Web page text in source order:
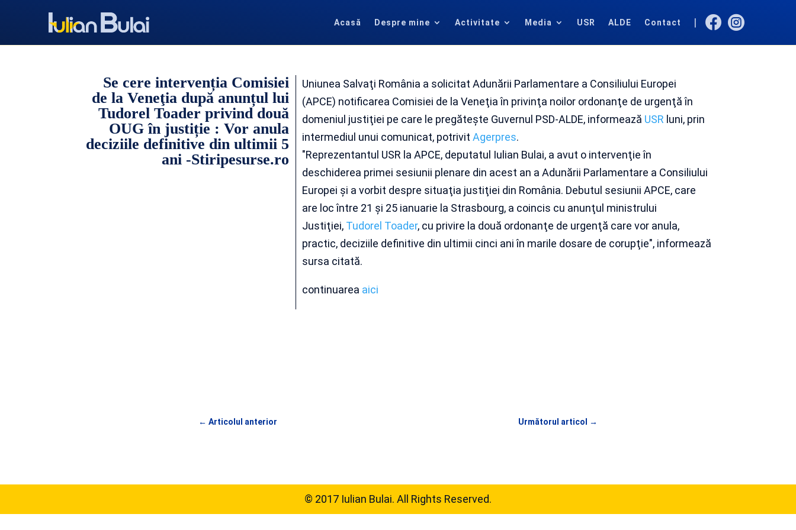
Acasă Despre mine Activitate Media USR ALDE Contact |  
Se cere intervenția Comisiei
de la Veneţia după anunțul lui
Tudorel Toader privind două
OUG în justiție : Vor anula
deciziile definitive din ultimii 5
ani -Stiripesurse.ro
Uniunea Salvaţi România a solicitat Adunării Parlamentare a Consiliului Europei
(APCE) notificarea Comisiei de la Veneţia în privinţa noilor ordonanţe de urgenţă în
domeniul justiţiei pe care le pregăteşte Guvernul PSD-ALDE, informează USR luni, prin
intermediul unui comunicat, potrivitAgerpres.
"Reprezentantul USR la APCE, deputatul Iulian Bulai, a avut o intervenţie în
deschiderea primei sesiunii plenare din acest an a Adunării Parlamentare a Consiliului
Europei şi a vorbit despre situaţia justiţiei din România. Debutul sesiunii APCE, care
are loc între 21 şi 25 ianuarie la Strasbourg, a coincis cu anunţul ministrului
Justiţiei, Tudorel Toader, cu privire la două ordonanţe de urgenţă care vor anula,
practic, deciziile definitive din ultimii cinci ani în marile dosare de corupţie", informează
sursa citată.
continuarea aici
←Articolul anterior Următorul articol →
© 2017 Iulian Bulai. All Rights Reserved.